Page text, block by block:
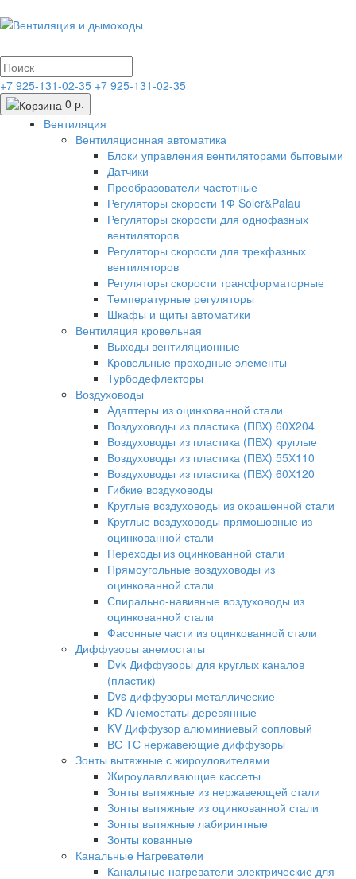
+7 925-131-02-35 +7 925-131-02-35
0 р.
Вентиляция
Вентиляционная автоматика
Блоки управления вентиляторами бытовыми
Датчики
Преобразователи частотные
Регуляторы скорости 1Ф Soler&Palau
Регуляторы скорости для однофазных
вентиляторов
Регуляторы скорости для трехфазных
вентиляторов
Регуляторы скорости трансформаторные
Температурные регуляторы
Шкафы и щиты автоматики
Вентиляция кровельная
Выходы вентиляционные
Кровельные проходные элементы
Турбодефлекторы
Воздуховоды
Адаптеры из оцинкованной стали
Воздуховоды из пластика (ПВХ) 60Х204
Воздуховоды из пластика (ПВХ) круглые
Воздуховоды из пластика (ПВХ) 55Х110
Воздуховоды из пластика (ПВХ) 60Х120
Гибкие воздуховоды
Круглые воздуховоды из окрашенной стали
Круглые воздуховоды прямошовные из
оцинкованной стали
Переходы из оцинкованной стали
Прямоугольные воздуховоды из
оцинкованной стали
Спирально-навивные воздуховоды из
оцинкованной стали
Фасонные части из оцинкованной стали
Диффузоры анемостаты
Dvk Диффузоры для круглых каналов
(пластик)
Dvs диффузоры металлические
KD Анемостаты деревянные
KV Диффузор алюминиевый сопловый
ВС ТС нержавеющие диффузоры
Зонты вытяжные с жироуловителями
Жироулавливающие кассеты
Зонты вытяжные из нержавеющей стали
Зонты вытяжные из оцинкованной стали
Зонты вытяжные лабиринтные
Зонты кованные
Канальные Нагреватели
Канальные нагреватели электрические для